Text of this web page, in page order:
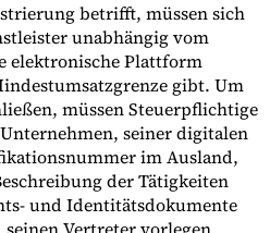
betrifft, müssen sich
unabhängig vom
elektronische Plattform
gibt. Um
müssen Steuerpflichtige
seiner digitalen
im Ausland,
der Tätigkeiten
und Identitätsdokumente